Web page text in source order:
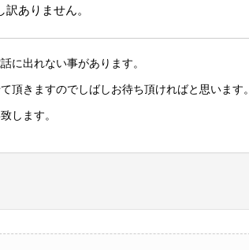
ありません。
に出れない事があります。
頂きますのでしばしお待ち頂ければと思います。
します。